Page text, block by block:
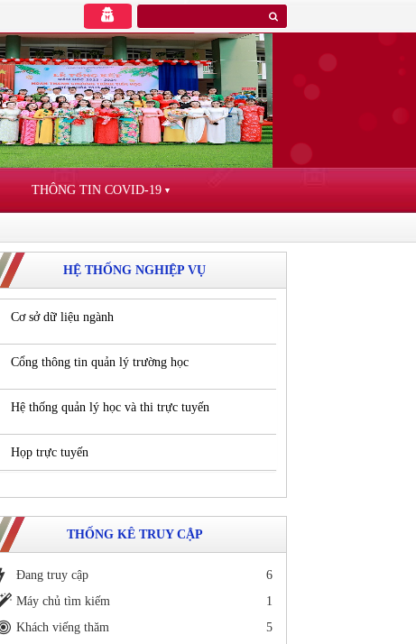
THÔNG TIN COVID-19 ▼
HỆ THỐNG NGHIỆP VỤ
Cơ sở dữ liệu ngành
Cổng thông tin quản lý trường học
Hệ thống quản lý học và thi trực tuyến
Họp trực tuyến
THỐNG KÊ TRUY CẬP
Đang truy cập
6
Máy chủ tìm kiếm
1
Khách viếng thăm
5